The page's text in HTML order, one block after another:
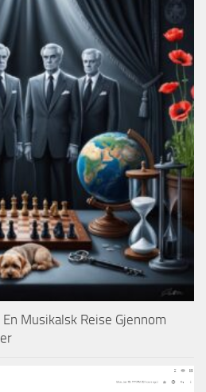
Musikalsk Reise Gjennom